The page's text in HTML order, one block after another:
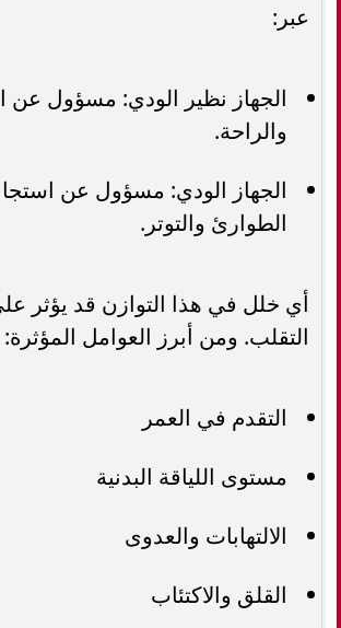
عبر:
الجهاز نظير الودي: مسؤول عن
والراحة.
الجهاز الودي: مسؤول عن
الطوارئ والتوتر.
أي خلل في هذا التوازن قد يؤثر
التقلب. ومن أبرز العوامل المؤثرة:
التقدم في العمر
مستوى اللياقة البدنية
الالتهابات والعدوى
القلق والاكتئاب